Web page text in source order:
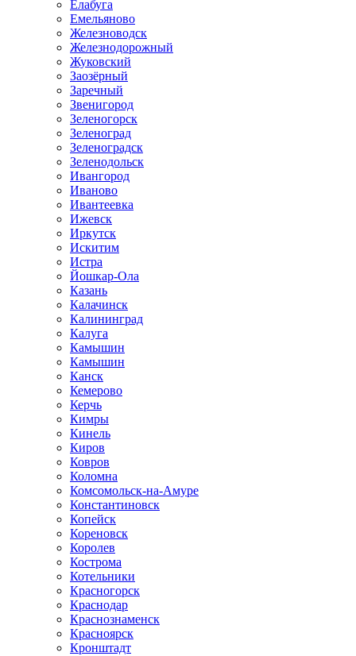
Елабуга
Емельяново
Железноводск
Железнодорожный
Жуковский
Заозёрный
Заречный
Звенигород
Зеленогорск
Зеленоград
Зеленоградск
Зеленодольск
Ивангород
Иваново
Ивантеевка
Ижевск
Иркутск
Искитим
Истра
Йошкар-Ола
Казань
Калачинск
Калининград
Калуга
Камышин
Камышин
Канск
Кемерово
Керчь
Кимры
Кинель
Киров
Ковров
Коломна
Комсомольск-на-Амуре
Константиновск
Копейск
Кореновск
Королев
Кострома
Котельники
Красногорск
Краснодар
Краснознаменск
Красноярск
Кронштадт